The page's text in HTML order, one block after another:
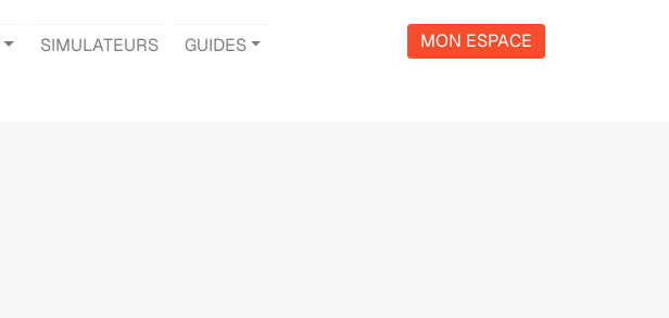
SIMULATEURS GUIDES MON ESPACE